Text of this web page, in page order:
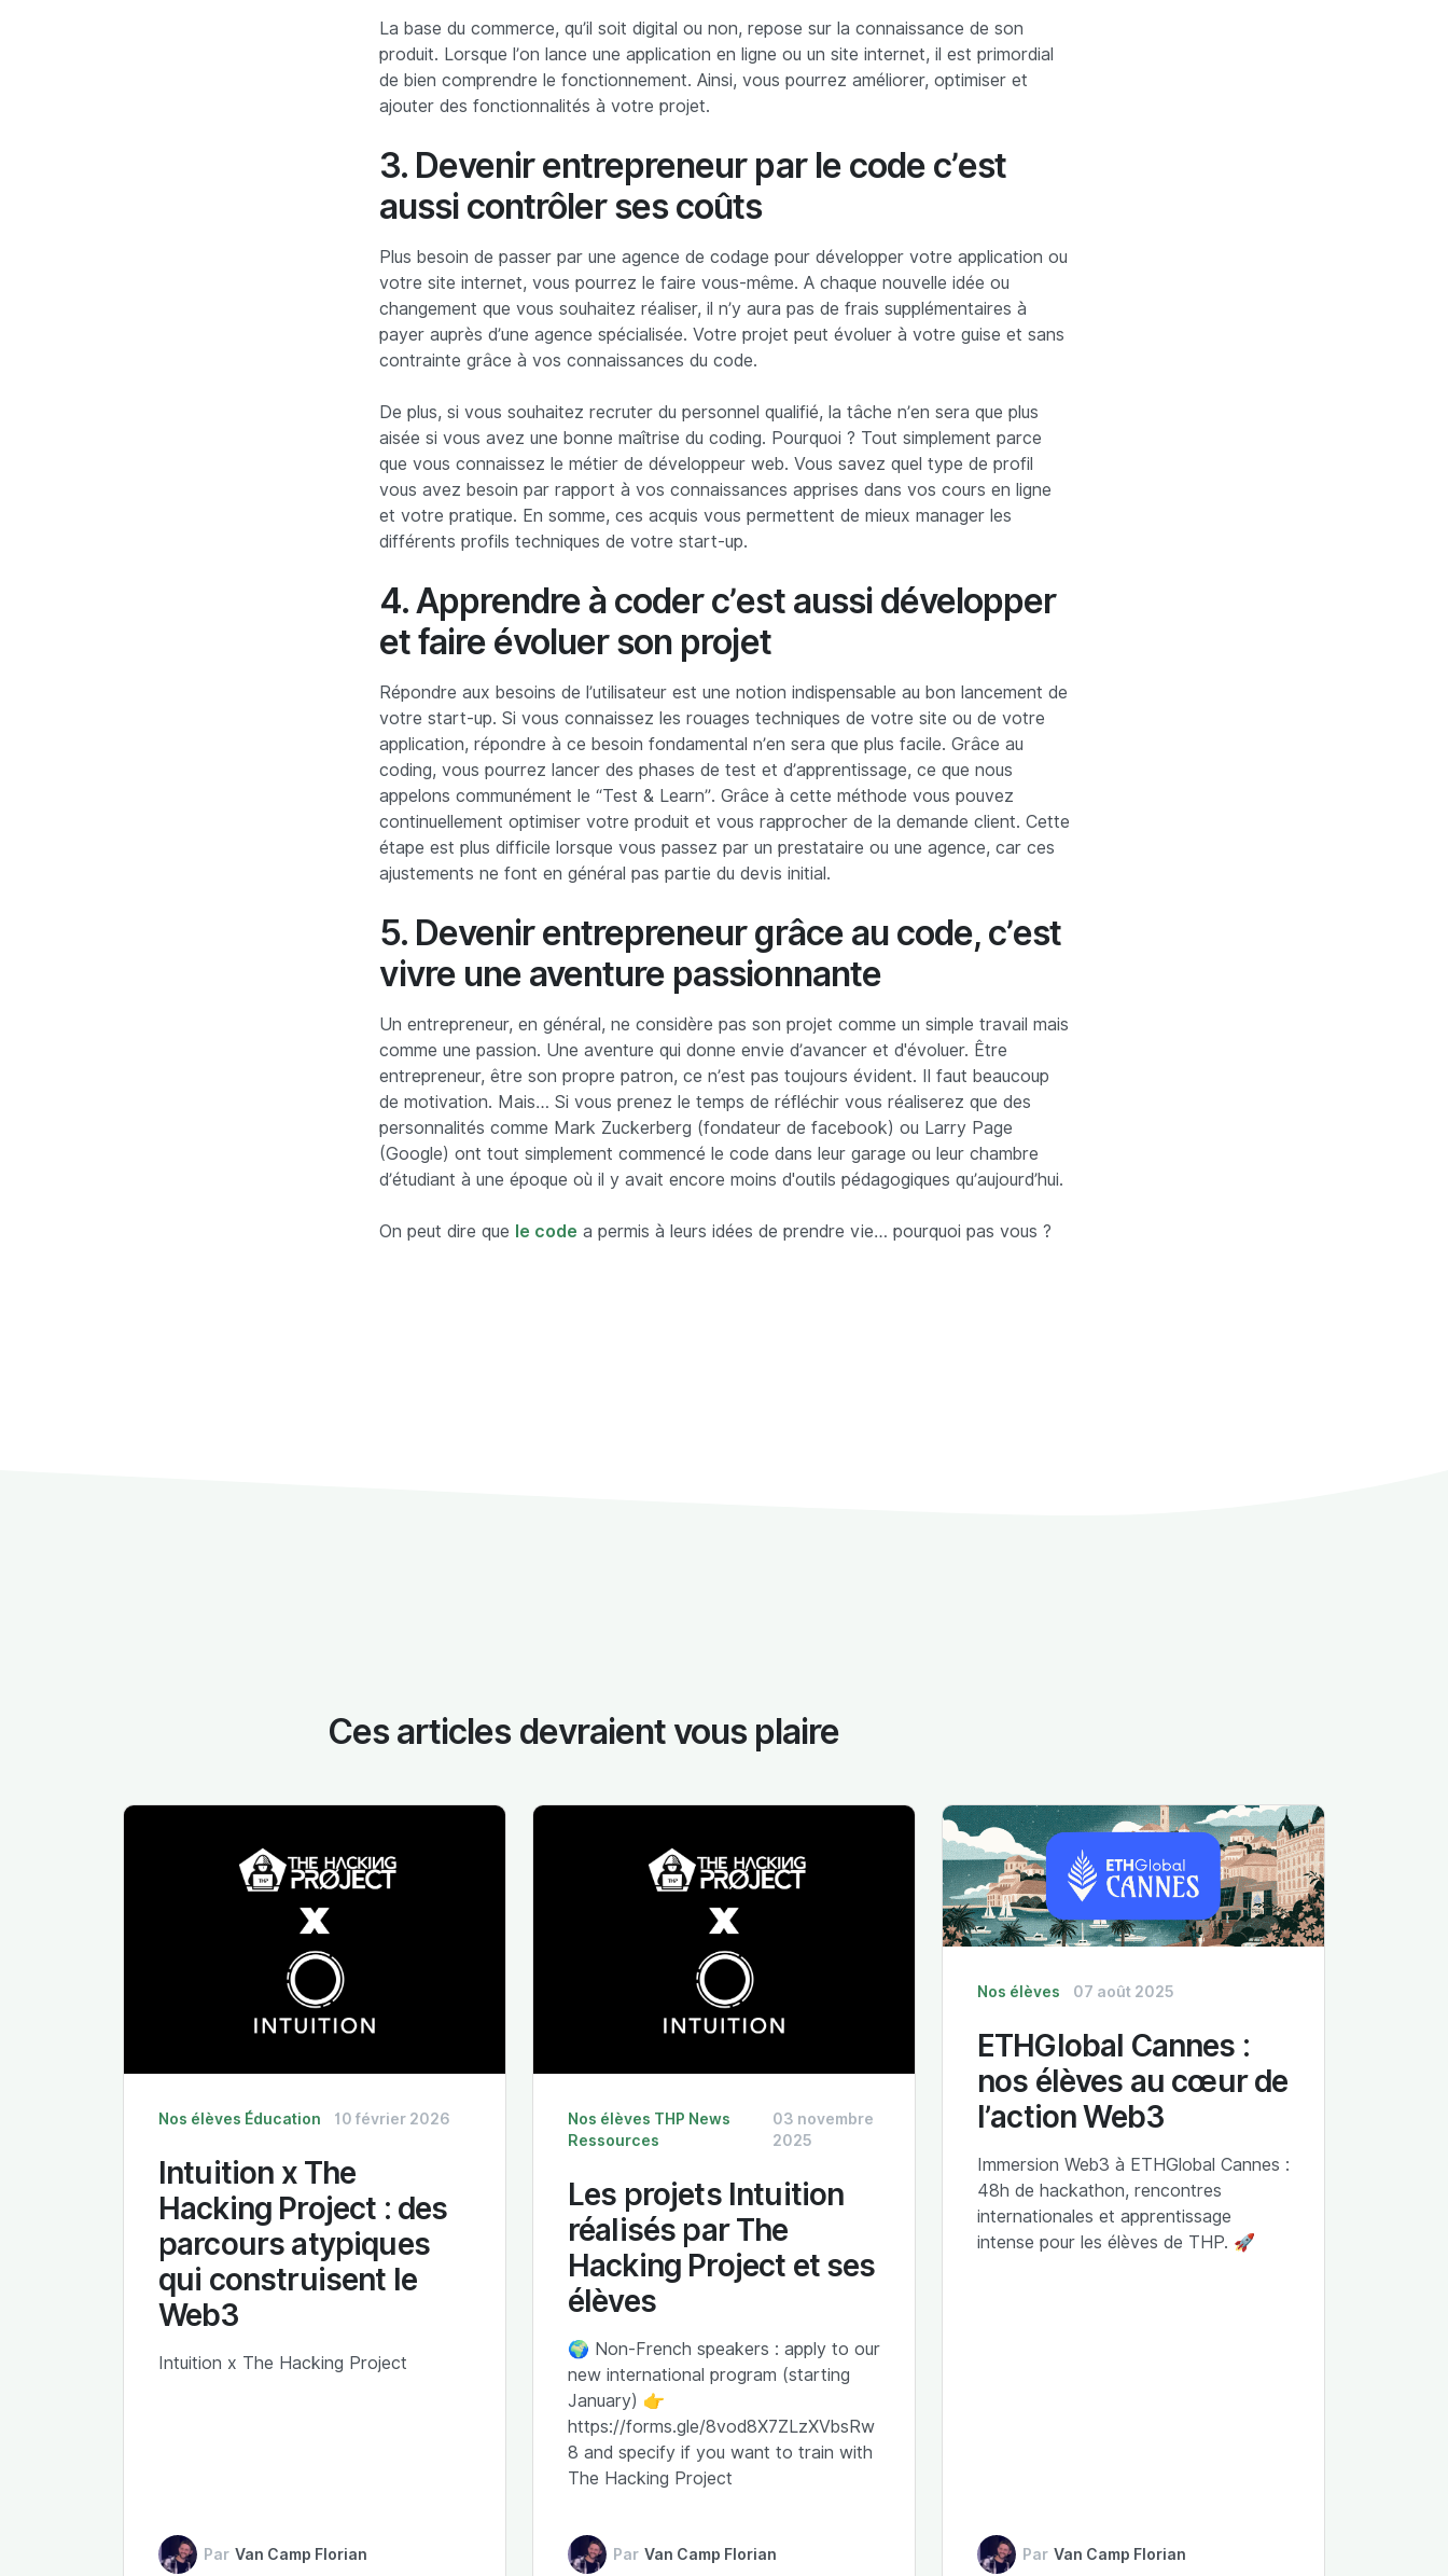
La base du commerce, qu’il soit digital ou non, repose sur la connaissance de son
produit. Lorsque l’on lance une application en ligne ou un site internet, il est primordial
de bien comprendre le fonctionnement. Ainsi, vous pourrez améliorer, optimiser et
ajouter des fonctionnalités à votre projet.
3. Devenir entrepreneur par le code c’est
aussi contrôler ses coûts
Plus besoin de passer par une agence de codage pour développer votre application ou
votre site internet, vous pourrez le faire vous-même. A chaque nouvelle idée ou
changement que vous souhaitez réaliser, il n’y aura pas de frais supplémentaires à
payer auprès d’une agence spécialisée. Votre projet peut évoluer à votre guise et sans
contrainte grâce à vos connaissances du code.
De plus, si vous souhaitez recruter du personnel qualifié, la tâche n’en sera que plus
aisée si vous avez une bonne maîtrise du coding. Pourquoi ? Tout simplement parce
que vous connaissez le métier de développeur web. Vous savez quel type de profil
vous avez besoin par rapport à vos connaissances apprises dans vos cours en ligne
et votre pratique. En somme, ces acquis vous permettent de mieux manager les
différents profils techniques de votre start-up.
4. Apprendre à coder c’est aussi développer
et faire évoluer son projet
Répondre aux besoins de l’utilisateur est une notion indispensable au bon lancement de
votre start-up. Si vous connaissez les rouages techniques de votre site ou de votre
application, répondre à ce besoin fondamental n’en sera que plus facile. Grâce au
coding, vous pourrez lancer des phases de test et d’apprentissage, ce que nous
appelons communément le “Test & Learn”. Grâce à cette méthode vous pouvez
continuellement optimiser votre produit et vous rapprocher de la demande client. Cette
étape est plus difficile lorsque vous passez par un prestataire ou une agence, car ces
ajustements ne font en général pas partie du devis initial.
5. Devenir entrepreneur grâce au code, c’est
vivre une aventure passionnante
Un entrepreneur, en général, ne considère pas son projet comme un simple travail mais
comme une passion. Une aventure qui donne envie d’avancer et d'évoluer. Être
entrepreneur, être son propre patron, ce n’est pas toujours évident. Il faut beaucoup
de motivation. Mais… Si vous prenez le temps de réfléchir vous réaliserez que des
personnalités comme Mark Zuckerberg (fondateur de facebook) ou Larry Page
(Google) ont tout simplement commencé le code dans leur garage ou leur chambre
d’étudiant à une époque où il y avait encore moins d'outils pédagogiques qu’aujourd’hui.
On peut dire que le code a permis à leurs idées de prendre vie… pourquoi pas vous ?
Ces articles devraient vous plaire
Nos élèves Éducation 10 février 2026
Intuition x The
Hacking Project : des
parcours atypiques
qui construisent le
Web3
Intuition x The Hacking Project
Par Van Camp Florian
Nos élèves THP News
Ressources
03 novembre
2025
Les projets Intuition
réalisés par The
Hacking Project et ses
élèves
🌍 Non-French speakers : apply to our
new international program (starting
January) 👉
https://forms.gle/8vod8X7ZLzXVbsRw
8 and specify if you want to train with
The Hacking Project
Par Van Camp Florian
Nos élèves 07 août 2025
ETHGlobal Cannes :
nos élèves au cœur de
l’action Web3
Immersion Web3 à ETHGlobal Cannes :
48h de hackathon, rencontres
internationales et apprentissage
intense pour les élèves de THP. 🚀
Par Van Camp Florian